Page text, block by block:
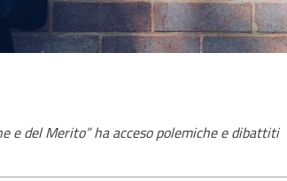
e del Merito” ha acceso polemiche e dibattiti